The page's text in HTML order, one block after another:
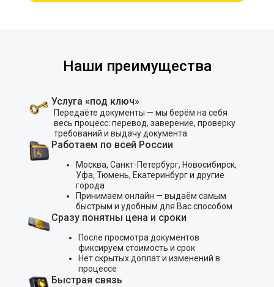
Наши преимущества
Услуга «под ключ»
Передаёте документы — мы берём на себя
весь процесс: перевод, заверение, проверку
требований и выдачу документа
Работаем по всей России
Москва, Санкт-Петербург, Новосибирск,
Уфа, Тюмень, Екатеринбург и другие
города
Принимаем онлайн — выдаём самым
быстрым и удобным для Вас способом
Сразу понятны цена и сроки
После просмотра документов
фиксируем стоимость и срок
Нет скрытых доплат и изменений в
процессе
Быстрая связь